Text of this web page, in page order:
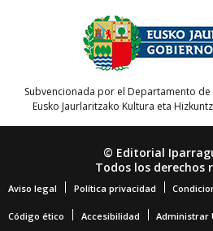
Subvencionada por el Departamento de
Eusko Jaurlaritzako Kultura eta
© Editorial
Todos los derechos
Aviso legal Política privacidad
Código ético Accesibilidad Administrar